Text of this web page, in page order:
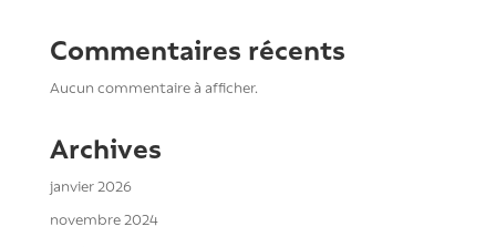
Commentaires récents
Aucun commentaire à afficher.
Archives
janvier 2026
novembre 2024